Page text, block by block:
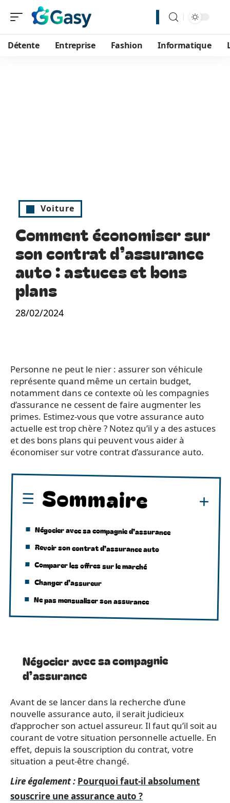
Détente Entreprise Fashion Informatique
Voiture
Comment économiser sur
son contrat d’assurance
auto : astuces et bons
plans
28/02/2024
Personne ne peut le nier : assurer son véhicule
représente quand même un certain budget,
notamment dans ce contexte où les compagnies
d’assurance ne cessent de faire augmenter les
primes. Estimez-vous que votre assurance auto
actuelle est trop chère ? Notez qu’il y a des astuces
et des bons plans qui peuvent vous aider à
économiser sur votre contrat d’assurance auto.
Sommaire
Négocier avec sa compagnie d’assurance
Revoir son contrat d’assurance auto
Comparer les offres sur le marché
Changer d’assureur
Ne pas mensualiser son assurance
Négocier avec sa compagnie
d’assurance
Avant de se lancer dans la recherche d’une
nouvelle assurance auto, il serait judicieux
d’approcher son actuel assureur. Il faut qu’il soit au
courant de votre situation personnelle actuelle. En
effet, depuis la souscription du contrat, votre
situation a peut-être changé.
Lire également : Pourquoi faut-il absolument
souscrire une assurance auto ?